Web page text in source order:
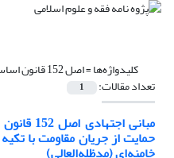
کلیدواژه‌ها =اصل 152 قانون اساسی
تعداد مقالات: 1
مبانی
حمایت از جریان مقاومت با